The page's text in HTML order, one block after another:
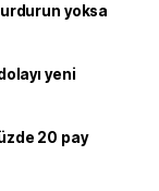
yoksa
yeni
20 pay